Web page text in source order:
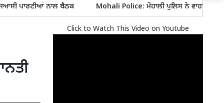
ਨਾਲ ਬੈਠਕ Mohali Police: ਮੋਹਾਲੀ ਪੁਲਿਸ ਨੇ ਵਾਹਨ ਚੋਰੀ ਗਿਰੋਹ ਦਾ
Click to Watch This Video on Youtube